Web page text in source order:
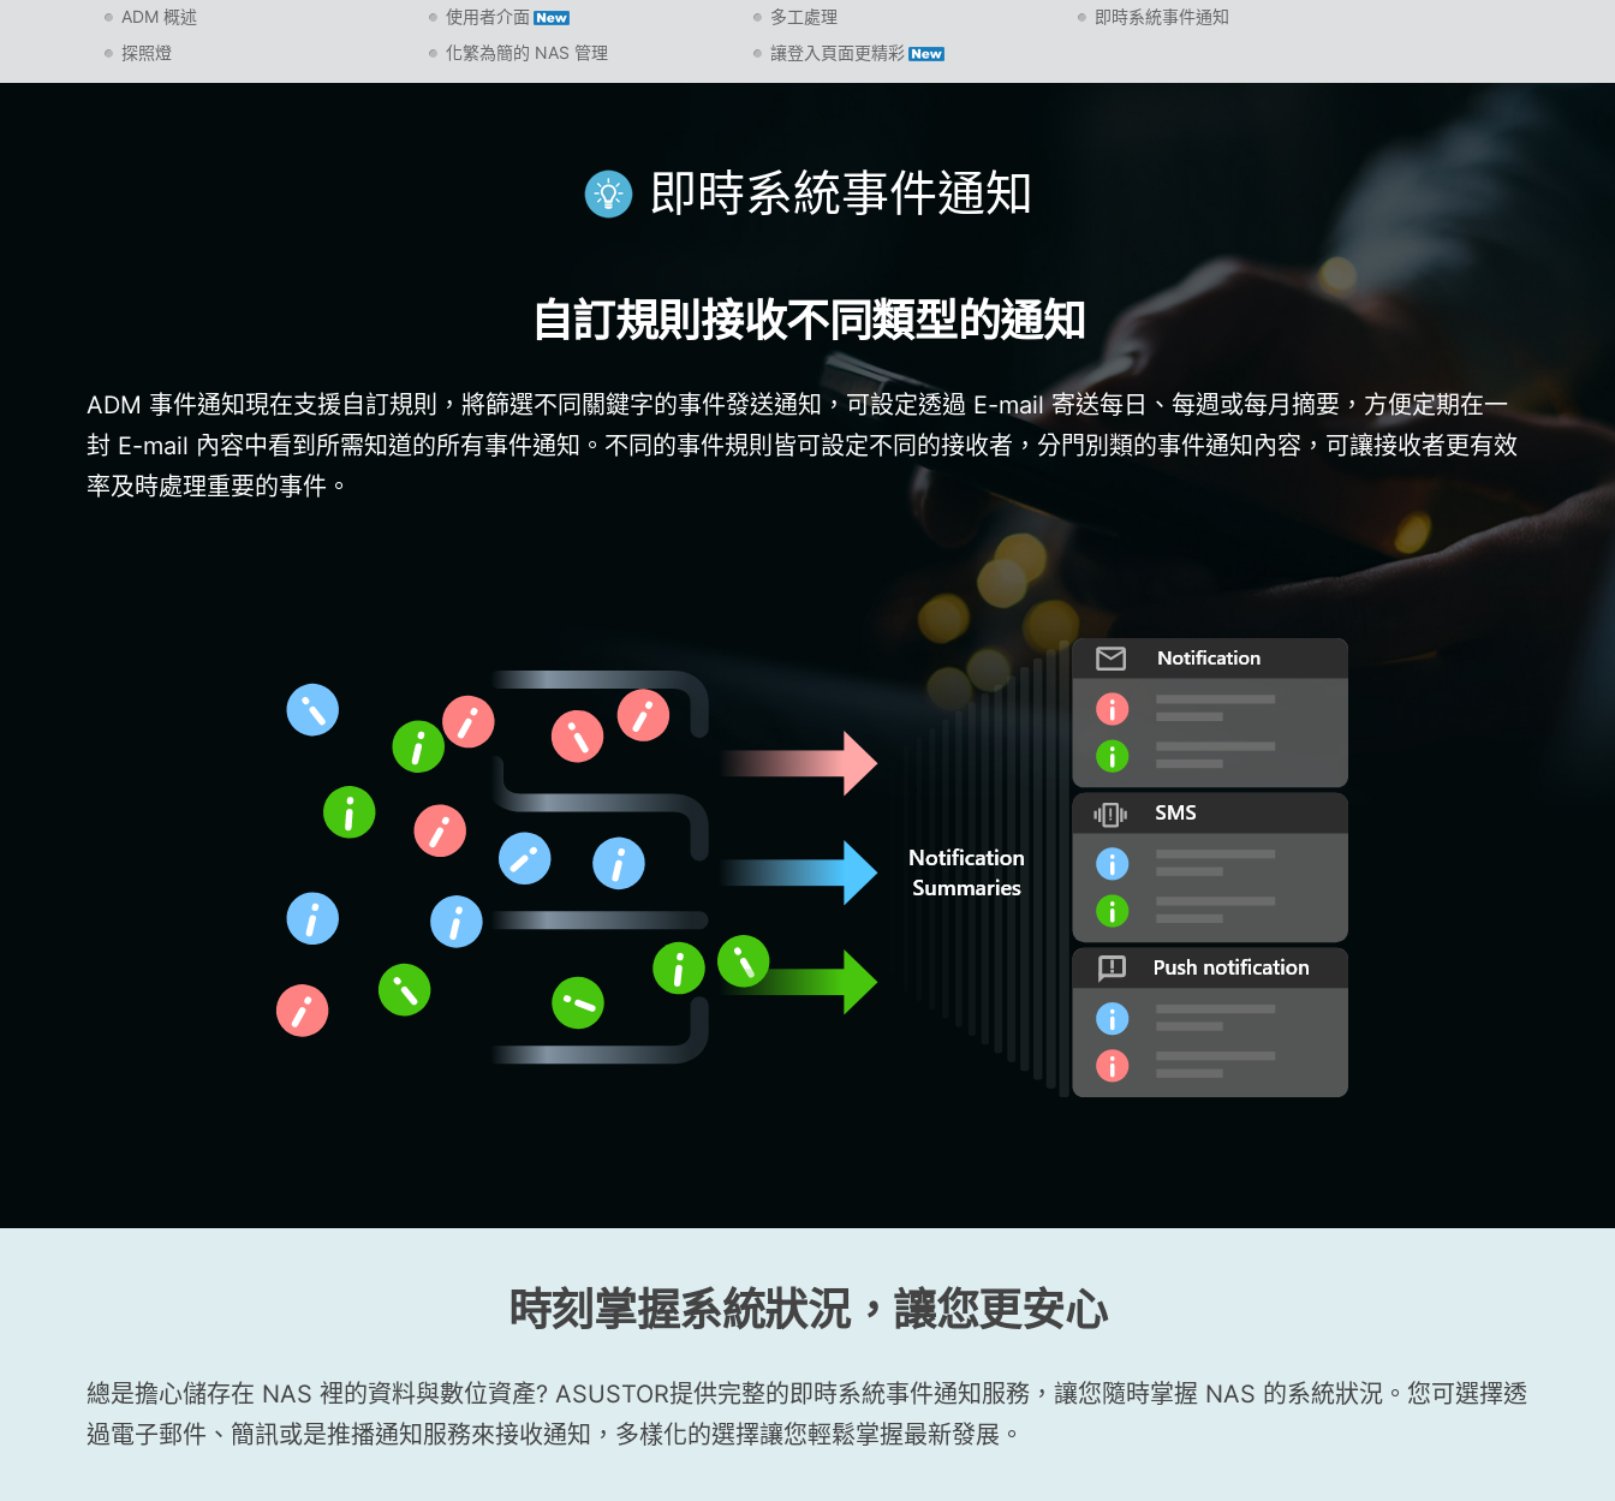
ADM 概述 使用者介面 多工處理
即時系統事件通知
探照燈
化繁為簡的 NAS 管理 讓登入頁面更精彩
即時系統事件通知
自訂規則接收不同類型的通知
ADM 事件通知現在支援自訂規則，將篩選不同關鍵字的事件發送通知，可設定透過 E-mail 寄送每日、每週或每月摘要，方便定期在一
封 E-mail 內容中看到所需知道的所有事件通知。不同的事件規則皆可設定不同的接收者，分門別類的事件通知內容，可讓接收者更有效
率及時處理重要的事件。
時刻掌握系統狀況，讓您更安心
總是擔心儲存在 NAS 裡的資料與數位資產? ASUSTOR提供完整的即時系統事件通知服務，讓您隨時掌握 NAS 的系統狀況。您可選擇透
過電子郵件、簡訊或是推播通知服務來接收通知，多樣化的選擇讓您輕鬆掌握最新發展。